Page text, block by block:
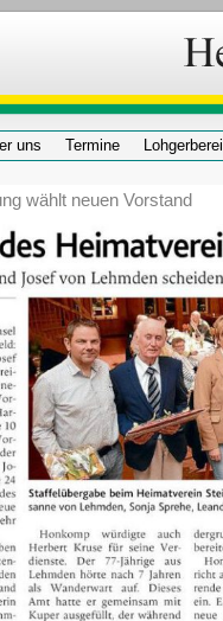
uns Termine Lohgerberei
wählt neuen Vorstand